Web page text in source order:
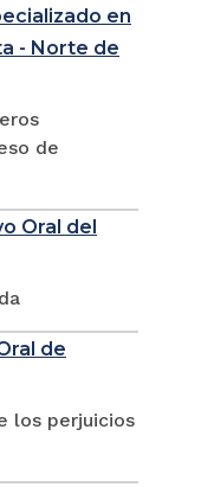
en
- Norte de
de
Oral del
de
los perjuicios